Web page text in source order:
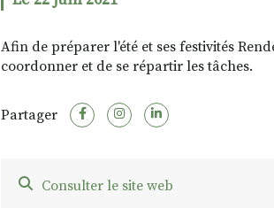
Afin de préparer l'été et ses festivités
coordonner et de se répartir les tâches.
Partager
Consulter le site web